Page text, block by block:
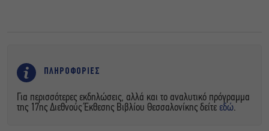
ΠΛΗΡΟΦΟΡΙΕΣ
Για περισσότερες εκδηλώσεις, αλλά και το αναλυτικό πρόγραμμα
της 17ης Διεθνούς Έκθεσης Βιβλίου Θεσσαλονίκης δείτε εδώ.